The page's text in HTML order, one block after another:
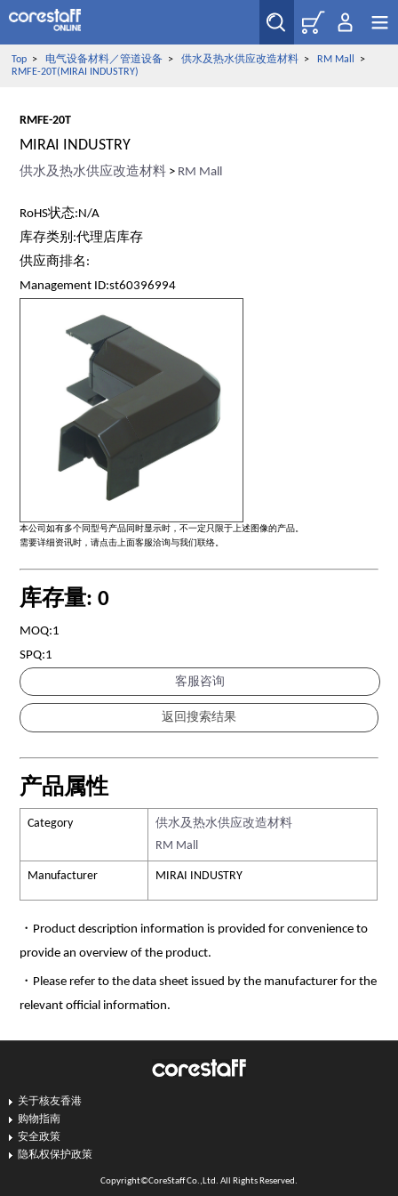
Top> 电气设备材料／管道设备> 供水及热水供应改造材料> RM Mall
>
RMFE-20T(MIRAI INDUSTRY)
RMFE-20T
MIRAI INDUSTRY
供水及热水供应改造材料 > RM Mall
RoHS状态:N/A
库存类别:代理店库存
供应商排名:
Management ID:st60396994
本公司如有多个同型号产品同时显示时，不一定只限于上述图像的产品。
需要详细资讯时，请点击上面客服洽询与我们联络。
库存量: 0
MOQ:1
SPQ:1
客服咨询
产品属性
Category
供水及热水供应改造材料
RM Mall
Manufacturer MIRAI INDUSTRY
・Product description information is provided for convenience to
provide an overview of the product.
・Please refer to the data sheet issued by the manufacturer for the
relevant official information.
关于核友香港
购物指南
安全政策
隐私权保护政策
Copyright©CoreStaff Co.,Ltd. All Rights Reserved.